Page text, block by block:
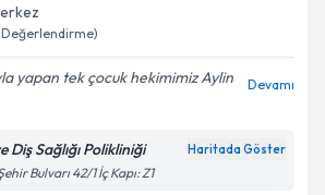
Değerlendirme)
yapan tek çocuk hekimimiz Aylin
Devamı
Diş Sağlığı Polikliniği Haritada Göster
Bulvarı 42/1 İç Kapı: Z1